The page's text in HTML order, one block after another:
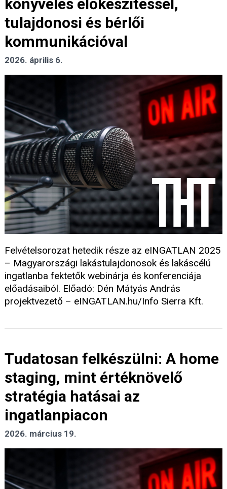
könyvelés előkészítéssel,
tulajdonosi és bérlői
kommunikációval
2026. április 6.
Felvételsorozat hetedik része az eINGATLAN 2025
– Magyarországi lakástulajdonosok és lakáscélú
ingatlanba fektetők webinárja és konferenciája
előadásaiból. Előadó: Dén Mátyás András
projektvezető – eINGATLAN.hu/Info Sierra Kft.
Tudatosan felkészülni: A home
staging, mint értéknövelő
stratégia hatásai az
ingatlanpiacon
2026. március 19.